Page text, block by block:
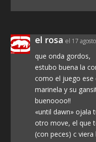
el rosa el 17
que onda gordos,
estubo buena la
como el juego ese
marinela y su
buenoooo!!
«until dawn» ojala
otro move, el que
(con peces) c